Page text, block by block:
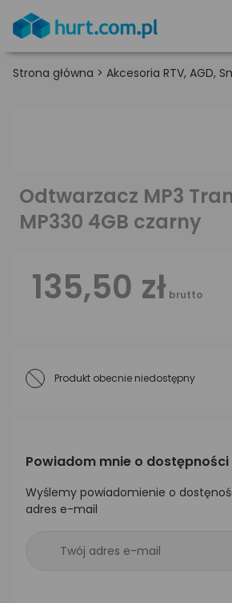
Strona główna > Akcesoria RTV, AGD,
Odtwarzacz MP3
MP330 4GB czarny
135,50 zł brutto
Produkt obecnie niedostępny
Powiadom mnie o dostępności
Wyślemy powiadomienie o
adres e-mail